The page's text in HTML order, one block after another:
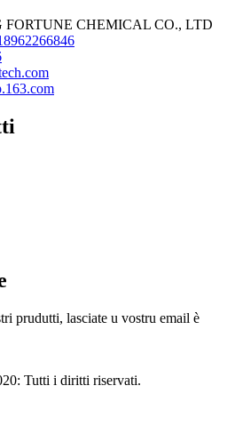
CHEMICAL CO., LTD
prudutti, lasciate u vostru email è
Tutti i diritti riservati.